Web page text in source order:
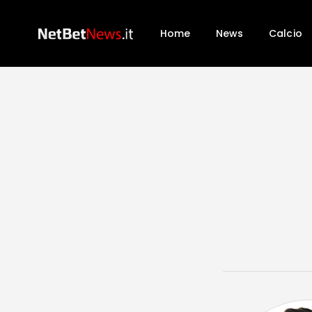
Home News Calcio